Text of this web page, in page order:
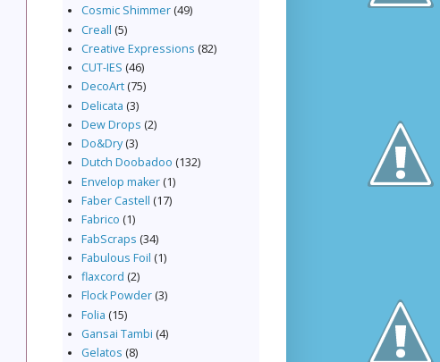
Cosmic Shimmer (49)
Creall (5)
Creative Expressions (82)
CUT-IES (46)
DecoArt (75)
Delicata (3)
Dew Drops (2)
Do&Dry (3)
Dutch Doobadoo (132)
Envelop maker (1)
Faber Castell (17)
Fabrico (1)
FabScraps (34)
Fabulous Foil (1)
flaxcord (2)
Flock Powder (3)
Folia (15)
Gansai Tambi (4)
Gelatos (8)